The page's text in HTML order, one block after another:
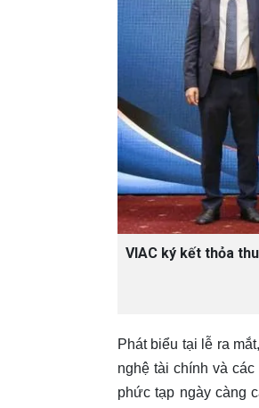
VIAC ký kết thỏa
Phát biểu tại lễ ra
nghệ tài chính và
phức tạp ngày càng